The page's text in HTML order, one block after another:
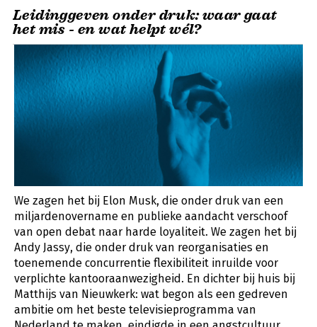
Leidinggeven onder druk: waar gaat
het mis - en wat helpt wél?
We zagen het bij Elon Musk, die onder druk van een
miljardenovername en publieke aandacht verschoof
van open debat naar harde loyaliteit. We zagen het bij
Andy Jassy, die onder druk van reorganisaties en
toenemende concurrentie flexibiliteit inruilde voor
verplichte kantooraanwezigheid. En dichter bij huis bij
Matthijs van Nieuwkerk: wat begon als een gedreven
ambitie om het beste televisieprogramma van